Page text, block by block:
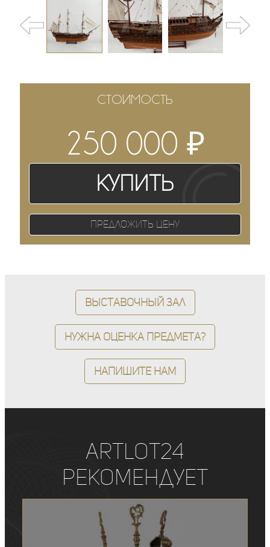
СТОИМОСТЬ
250 000 ₽
Купить
Предложить цену
Выставочный зал
Нужна оценка предмета?
Напишите нам
ArtLot24
рекомендует